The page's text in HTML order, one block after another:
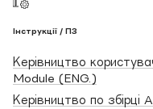
Інструкції / ПЗ
Керівництво
Module (ENG.)
Керівництво по збірці